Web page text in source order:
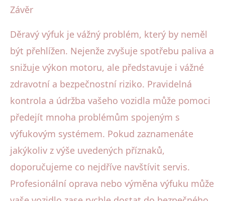
Závěr
Děravý výfuk je vážný problém, který by neměl
být přehlížen. Nejenže zvyšuje spotřebu paliva a
snižuje výkon motoru, ale představuje i vážné
zdravotní a bezpečnostní riziko. Pravidelná
kontrola a údržba vašeho vozidla může pomoci
předejít mnoha problémům spojeným s
výfukovým systémem. Pokud zaznamenáte
jakýkoliv z výše uvedených příznaků,
doporučujeme co nejdříve navštívit servis.
Profesionální oprava nebo výměna výfuku může